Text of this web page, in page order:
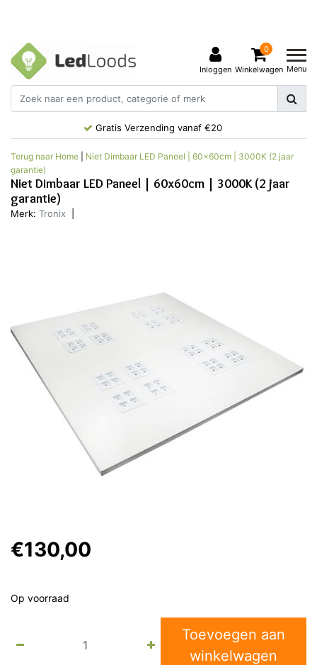
Inloggen
0
Winkelwagen Menu
Gratis Verzending vanaf €20
Terug naar Home
Niet Dimbaar LED Paneel | 60x60cm | 3000K (2 jaar
garantie)
Niet Dimbaar LED Paneel | 60x60cm | 3000K (2 jaar
garantie)
Merk: Tronix
€130,00
Op voorraad
Toevoegen aan
winkelwagen